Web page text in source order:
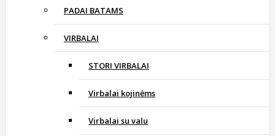
PADAI BATAMS
VIRBALAI
STORI VIRBALAI
Virbalai kojinėms
Virbalai su valu